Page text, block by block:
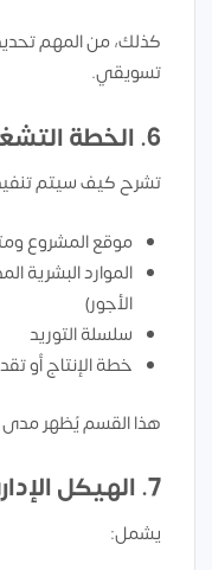
كذلك، من المهم
تسويقي.
6. الخطة التشغيلية
تشرح كيف سيتم
موقع المشروع
الموارد البشرية
الأجور)
سلسلة التوريد
خطة الإنتاج أو
هذا القسم يُظهر
7. الهيكل الإداري والتنظيمي
يشمل: